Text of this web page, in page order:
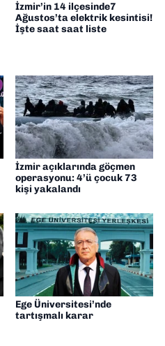
İzmir’in 14 ilçesinde7
Ağustos’ta elektrik kesintisi!
İşte saat saat liste
İzmir açıklarında göçmen
operasyonu: 4’ü çocuk 73
kişi yakalandı
Ege Üniversitesi’nde
tartışmalı karar